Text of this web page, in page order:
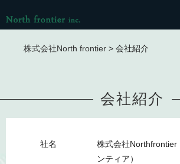
株式会社North frontier > 会社紹介
会社紹介
社名
株式会社Northfrontier
ンティア）